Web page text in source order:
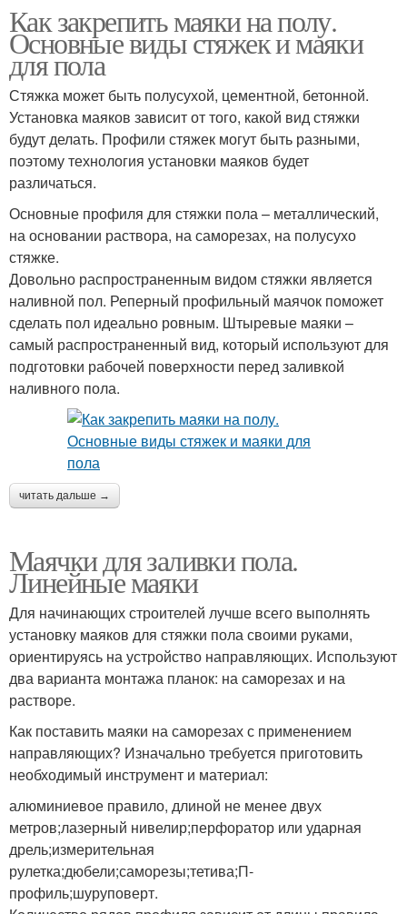
Как закрепить маяки на полу.
Основные виды стяжек и маяки
для пола
Стяжка может быть полусухой, цементной, бетонной.
Установка маяков зависит от того, какой вид стяжки
будут делать. Профили стяжек могут быть разными,
поэтому технология установки маяков будет
различаться.
Основные профиля для стяжки пола – металлический,
на основании раствора, на саморезах, на полусухо
стяжке.
Довольно распространенным видом стяжки является
наливной пол. Реперный профильный маячок поможет
сделать пол идеально ровным. Штыревые маяки –
самый распространенный вид, который используют для
подготовки рабочей поверхности перед заливкой
наливного пола.
читать дальше →
Маячки для заливки пола.
Линейные маяки
Для начинающих строителей лучше всего выполнять
установку маяков для стяжки пола своими руками,
ориентируясь на устройство направляющих. Используют
два варианта монтажа планок: на саморезах и на
растворе.
Как поставить маяки на саморезах с применением
направляющих? Изначально требуется приготовить
необходимый инструмент и материал:
алюминиевое правило, длиной не менее двух
метров;лазерный нивелир;перфоратор или ударная
дрель;измерительная
рулетка;дюбели;саморезы;тетива;П-
профиль;шуруповерт.